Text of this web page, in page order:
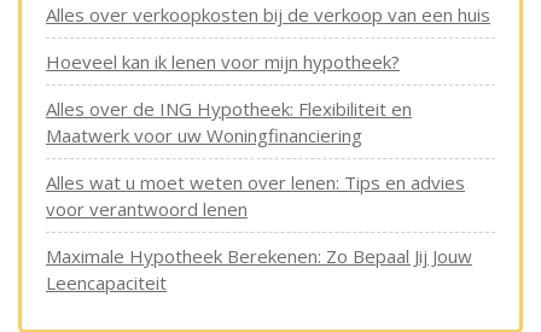
Alles over verkoopkosten bij de verkoop van een huis
Hoeveel kan ik lenen voor mijn hypotheek?
Alles over de ING Hypotheek: Flexibiliteit en
Maatwerk voor uw Woningfinanciering
Alles wat u moet weten over lenen: Tips en advies
voor verantwoord lenen
Maximale Hypotheek Berekenen: Zo Bepaal Jij Jouw
Leencapaciteit